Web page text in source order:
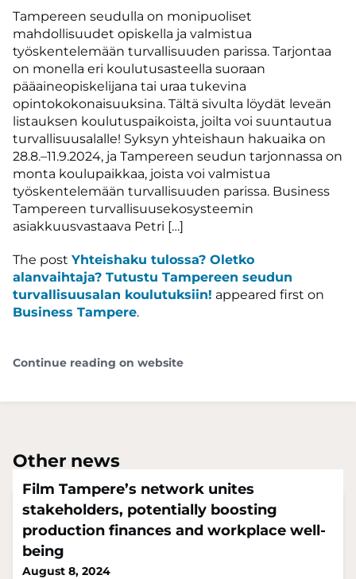
Tampereen seudulla on monipuoliset
mahdollisuudet opiskella ja valmistua
työskentelemään turvallisuuden parissa. Tarjontaa
on monella eri koulutusasteella suoraan
pääaineopiskelijana tai uraa tukevina
opintokokonaisuuksina. Tältä sivulta löydät leveän
listauksen koulutuspaikoista, joilta voi suuntautua
turvallisuusalalle! Syksyn yhteishaun hakuaika on
28.8.–11.9.2024, ja Tampereen seudun tarjonnassa on
monta koulupaikkaa, joista voi valmistua
työskentelemään turvallisuuden parissa. Business
Tampereen turvallisuusekosysteemin
asiakkuusvastaava Petri […]
The post Yhteishaku tulossa? Oletko
alanvaihtaja? Tutustu Tampereen seudun
turvallisuusalan koulutuksiin! appeared first on
Business Tampere.
Continue reading on website
Other news
Film Tampere’s network unites
stakeholders, potentially boosting
production finances and workplace well-
being
August 8, 2024